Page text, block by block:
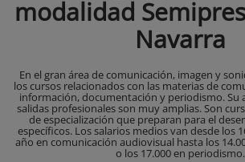
modalidad
Navarra
En el gran área de comunicación, imagen y
los cursos relacionados con las materias de
información, documentación y periodismo. Su
salidas profesionales son muy amplias. Son
de especialización que preparan para el
específicos. Los salarios medios van desde los
año en comunicación audiovisual hasta los
o los 17.000 en periodismo.